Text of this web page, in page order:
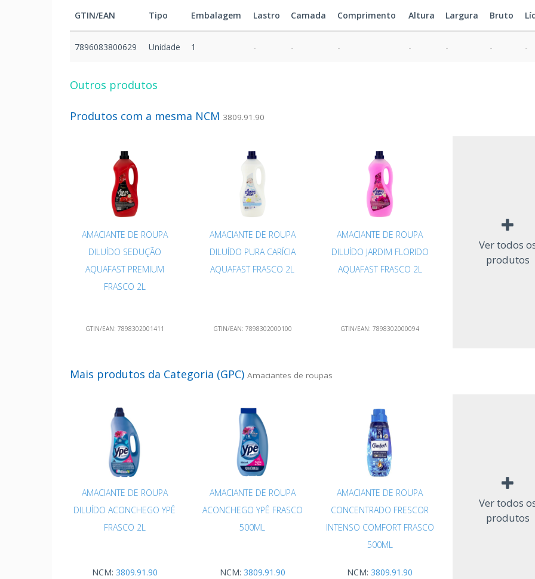
GTIN/EAN Tipo Comprimento Altura Largura
Embalagem Lastro Camada Bruto
7896083800629 Unidade 1 - - - - - - -
Outros produtos
Produtos com a mesma NCM 3809.91.90
AMACIANTE DE ROUPA
DILUÍDO SEDUÇÃO
AQUAFAST PREMIUM
FRASCO 2L
GTIN/EAN: 7898302001411
AMACIANTE DE ROUPA
DILUÍDO PURA CARÍCIA
AQUAFAST FRASCO 2L
GTIN/EAN: 7898302000100
AMACIANTE DE ROUPA
DILUÍDO JARDIM FLORIDO
AQUAFAST FRASCO 2L
GTIN/EAN: 7898302000094
Ver todos
produtos
Mais produtos da Categoria (GPC) Amaciantes de roupas
AMACIANTE DE ROUPA
DILUÍDO ACONCHEGO YPÊ
FRASCO 2L
NCM: 3809.91.90
AMACIANTE DE ROUPA
ACONCHEGO YPÊ FRASCO
500ML
NCM: 3809.91.90
AMACIANTE DE ROUPA
CONCENTRADO FRESCOR
INTENSO COMFORT FRASCO
500ML
NCM: 3809.91.90
Ver todos
produtos